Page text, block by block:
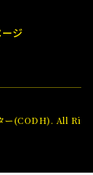
ジ
ー(CODH). All Ri